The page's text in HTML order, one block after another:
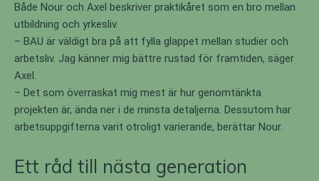
Både Nour och Axel beskriver praktikåret som en bro mellan
utbildning och yrkesliv.
– BAU är väldigt bra på att fylla glappet mellan studier och
arbetsliv. Jag känner mig bättre rustad för framtiden, säger
Axel.
– Det som överraskat mig mest är hur genomtänkta
projekten är, ända ner i de minsta detaljerna. Dessutom har
arbetsuppgifterna varit otroligt varierande, berättar Nour.
Ett råd till nästa generation